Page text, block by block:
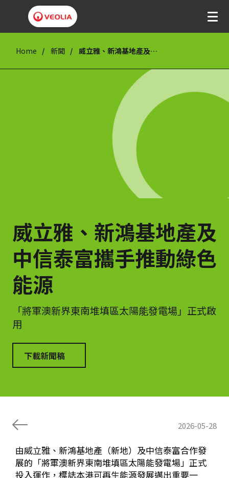
Home 新聞 威立雅、新鴻基地產及中信泰富攜手推動綠色能源
威立雅、新鴻基地產及
中信泰富攜手推動綠色
能源
「將軍澳新界東南堆填區太陽能發電場」正式啟
用
下載新聞稿
2026-05-28
由威立雅、新鴻基地產（新地）及中信泰富合作發
展的「將軍澳新界東南堆填區太陽能發電場」正式
投入運作，標誌本港可再生能源發展邁出重要一